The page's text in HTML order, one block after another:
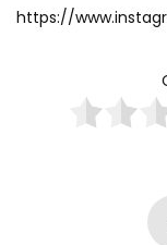
https://